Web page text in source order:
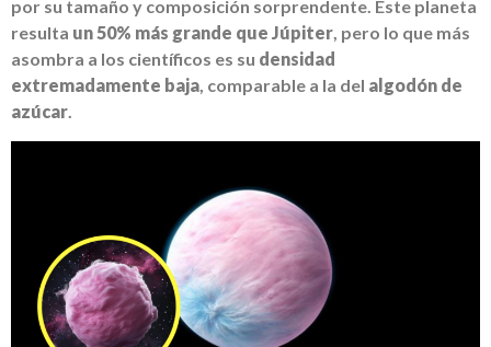
por su tamaño y composición sorprendente. Este planeta
resulta un 50% más grande que Júpiter, pero lo que más
asombra a los científicos es su densidad
extremadamente baja, comparable a la del algodón de
azúcar.